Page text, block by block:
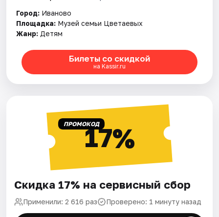
Город: Иваново
Площадка: Музей семьи Цветаевых
Жанр: Детям
Билеты со скидкой
на Kassir.ru
ПРОМОКОД17%
Скидка 17% на сервисный сбор
Применили: 2 616 раз Проверено: 1 минуту назад